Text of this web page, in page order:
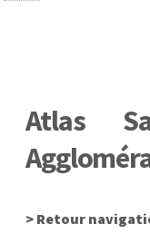
Atlas
> Retour